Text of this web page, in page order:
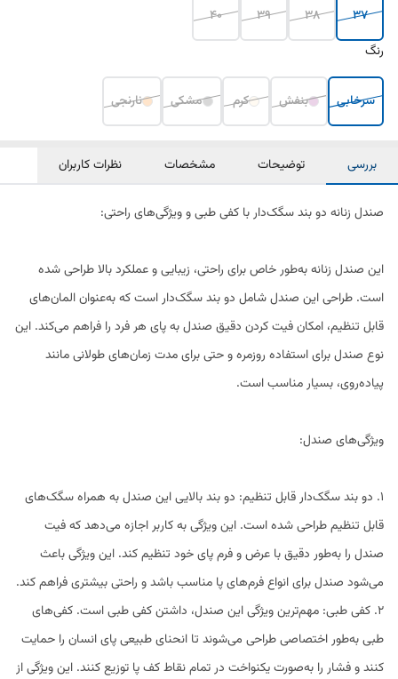
37
38
39
40
رنگ
سرخابی بنفش کرم مشکی نارنجی
بررسی توضیحات مشخصات نظرات کاربران
صندل زنانه دو بند سگک‌دار با کفی طبی و ویژگی‌های راحتی:
این صندل زنانه به‌طور خاص برای راحتی، زیبایی و عملکرد بالا طراحی شده
است. طراحی این صندل شامل دو بند سگک‌دار است که به‌عنوان المان‌های
قابل تنظیم، امکان فیت کردن دقیق صندل به پای هر فرد را فراهم می‌کند. این
نوع صندل برای استفاده روزمره و حتی برای مدت زمان‌های طولانی مانند
پیاده‌روی، بسیار مناسب است.
ویژگی‌های صندل:
1. دو بند سگک‌دار قابل تنظیم: دو بند بالایی این صندل به همراه سگک‌های
قابل تنظیم طراحی شده است. این ویژگی به کاربر اجازه می‌دهد که فیت
صندل را به‌طور دقیق با عرض و فرم پای خود تنظیم کند. این ویژگی باعث
می‌شود صندل برای انواع فرم‌های پا مناسب باشد و راحتی بیشتری فراهم کند.
2. کفی طبی: مهم‌ترین ویژگی این صندل، داشتن کفی طبی است. کفی‌های
طبی به‌طور اختصاصی طراحی می‌شوند تا انحنای طبیعی پای انسان را حمایت
کنند و فشار را به‌صورت یکنواخت در تمام نقاط کف پا توزیع کنند. این ویژگی از